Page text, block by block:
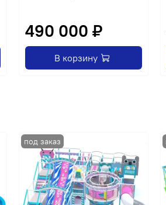
490 000 ₽
В корзину